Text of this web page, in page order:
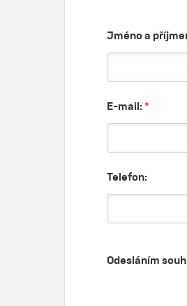
Jméno a
E-mail: *
Telefon:
Odesláním